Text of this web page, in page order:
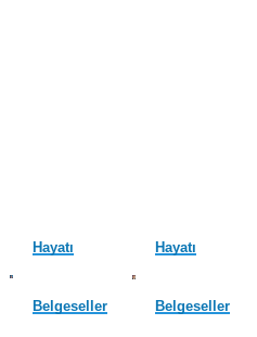
Hayatı
Belgeseller
Hayatı
Belgeseller